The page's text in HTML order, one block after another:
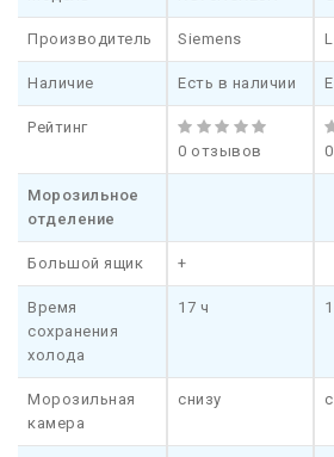
Производитель Siemens
Наличие Есть в наличии
Рейтинг
0 отзывов
Морозильное
отделение
Большой ящик +
Время
сохранения
холода
17 ч
Морозильная
камера
снизу